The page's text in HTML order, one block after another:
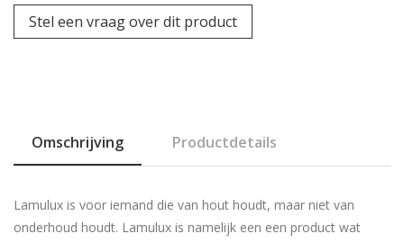
Stel een vraag over dit product
Omschrijving Productdetails
Lamulux is voor iemand die van hout houdt, maar niet van
onderhoud houdt. Lamulux is namelijk een een product wat